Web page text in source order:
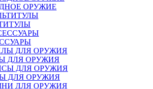
ОРУЖИЕ
ДЛЯ ОРУЖИЯ
ДЛЯ ОРУЖИЯ